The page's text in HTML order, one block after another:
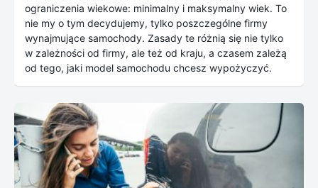
ograniczenia wiekowe: minimalny i maksymalny wiek. To
nie my o tym decydujemy, tylko poszczególne firmy
wynajmujące samochody. Zasady te różnią się nie tylko
w zależności od firmy, ale też od kraju, a czasem zależą
od tego, jaki model samochodu chcesz wypożyczyć.